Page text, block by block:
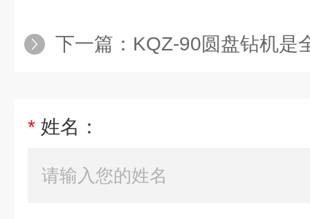
下一篇： KQZ-90圆盘钻机是全气
* 姓名：